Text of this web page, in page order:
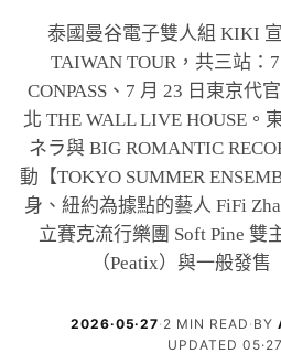
泰國曼谷電子雙人組 KIKI
TAIWAN TOUR，共三站：
CONPASS、7 月 23 日東京代
北 THE WALL LIVE HOUSE。
ネラ與 BIG ROMANTIC
動【TOKYO SUMMER
身、紐約為據點的藝人 FiFi
立賽克流行樂團 Soft Pine 雙
（Peatix）與一般發售
2026·05·27· 2 MIN READ · BY
UPDATED